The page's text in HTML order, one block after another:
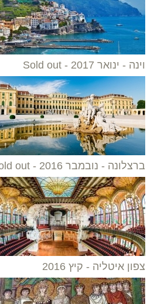
וינה - ינואר 2017 - Sold out
ברצלונה - נובמבר 2016 - Sold out
צפון איטליה - קיץ 2016